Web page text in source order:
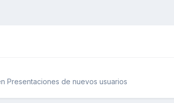
Presentaciones de nuevos usuarios